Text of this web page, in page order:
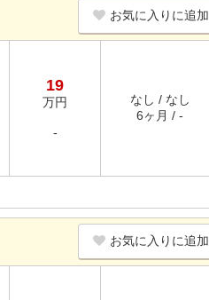
お気に入りに追加
19
万円
-
なし / なし
6ヶ月 / -
お気に入りに追加